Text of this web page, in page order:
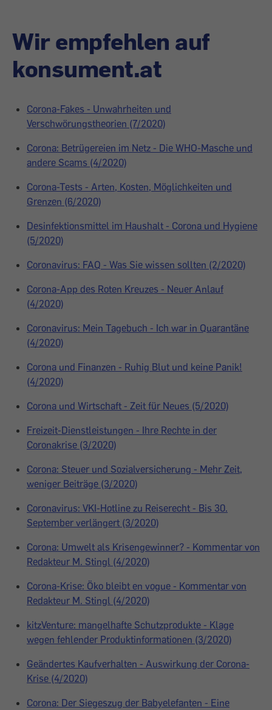
Wir empfehlen auf
konsument.at
Corona-Fakes - Unwahrheiten und
Verschwörungstheorien (7/2020)
Corona: Betrügereien im Netz - Die WHO-Masche und
andere Scams (4/2020)
Corona-Tests - Arten, Kosten, Möglichkeiten und
Grenzen (6/2020)
Desinfektionsmittel im Haushalt - Corona und Hygiene
(5/2020)
Coronavirus: FAQ - Was Sie wissen sollten (2/2020)
Corona-App des Roten Kreuzes - Neuer Anlauf
(4/2020)
Coronavirus: Mein Tagebuch - Ich war in Quarantäne
(4/2020)
Corona und Finanzen - Ruhig Blut und keine Panik!
(4/2020)
Corona und Wirtschaft - Zeit für Neues (5/2020)
Freizeit-Dienstleistungen - Ihre Rechte in der
Coronakrise (3/2020)
Corona: Steuer und Sozialversicherung - Mehr Zeit,
weniger Beiträge (3/2020)
Coronavirus: VKI-Hotline zu Reiserecht - Bis 30.
September verlängert (3/2020)
Corona: Umwelt als Krisengewinner? - Kommentar von
Redakteur M. Stingl (4/2020)
Corona-Krise: Öko bleibt en vogue - Kommentar von
Redakteur M. Stingl (4/2020)
kitzVenture: mangelhafte Schutzprodukte - Klage
wegen fehlender Produktinformationen (3/2020)
Geändertes Kaufverhalten - Auswirkung der Corona-
Krise (4/2020)
Corona: Der Siegeszug der Babyelefanten - Eine